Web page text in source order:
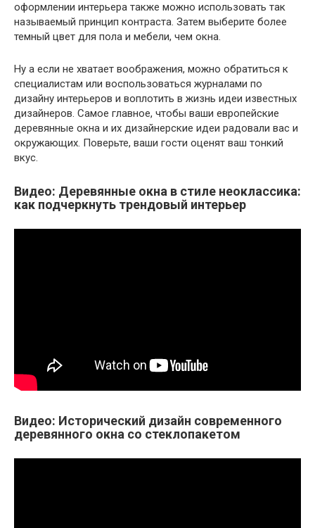
оформлении интерьера также можно использовать так
называемый принцип контраста. Затем выберите более
темный цвет для пола и мебели, чем окна.
Ну а если не хватает воображения, можно обратиться к
специалистам или воспользоваться журналами по
дизайну интерьеров и воплотить в жизнь идеи известных
дизайнеров. Самое главное, чтобы ваши европейские
деревянные окна и их дизайнерские идеи радовали вас и
окружающих. Поверьте, ваши гости оценят ваш тонкий
вкус.
Видео: Деревянные окна в стиле неоклассика:
как подчеркнуть трендовый интерьер
Видео: Исторический дизайн современного
деревянного окна со стеклопакетом